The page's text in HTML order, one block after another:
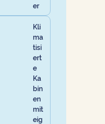
er
Kli
ma
tisi
ert
e
Ka
bin
en
mit
eig